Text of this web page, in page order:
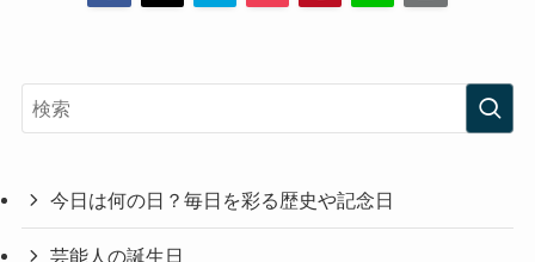
今日は何の日？毎日を彩る歴史や記念日
芸能人の誕生日